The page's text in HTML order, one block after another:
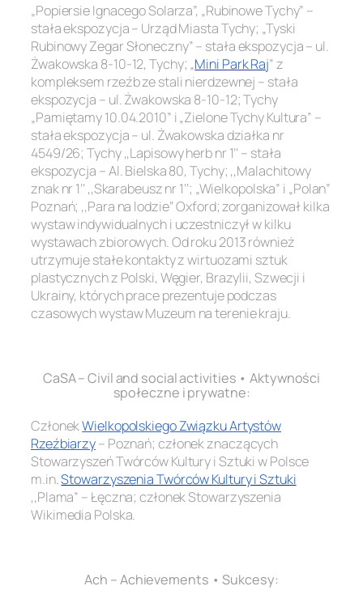
„Popiersie Ignacego Solarza”, „Rubinowe Tychy” –
stała ekspozycja – Urząd Miasta Tychy; „Tyski
Rubinowy Zegar Słoneczny” – stała ekspozycja – ul.
Żwakowska 8-10-12, Tychy; „Mini Park Raj” z
kompleksem rzeźb ze stali nierdzewnej – stała
ekspozycja – ul. Żwakowska 8-10-12; Tychy
„Pamiętamy 10.04.2010” i „Zielone Tychy Kultura” –
stała ekspozycja – ul. Żwakowska działka nr
4549/26; Tychy ,,Lapisowy herb nr 1’’ – stała
ekspozycja – Al. Bielska 80, Tychy; ,,Malachitowy
znak nr 1’’ ,,Skarabeusz nr 1’’; „Wielkopolska” i „Polan”
Poznań; ,,Para na lodzie’’ Oxford; zorganizował kilka
wystaw indywidualnych i uczestniczył w kilku
wystawach zbiorowych. Od roku 2013 również
utrzymuje stałe kontakty z wirtuozami sztuk
plastycznych z Polski, Węgier, Brazylii, Szwecji i
Ukrainy, których prace prezentuje podczas
czasowych wystaw Muzeum na terenie kraju.
CaSA – Civil and social activities • Aktywności
społeczne i prywatne:
CzłonekWielkopolskiego Związku Artystów
Rzeźbiarzy– Poznań; członek znaczących
Stowarzyszeń Twórców Kultury i Sztuki w Polsce
m.in.Stowarzyszenia Twórców Kultury i Sztuki
,,Plama” – Łęczna; członek Stowarzyszenia
Wikimedia Polska.
Ach – Achievements • Sukcesy: